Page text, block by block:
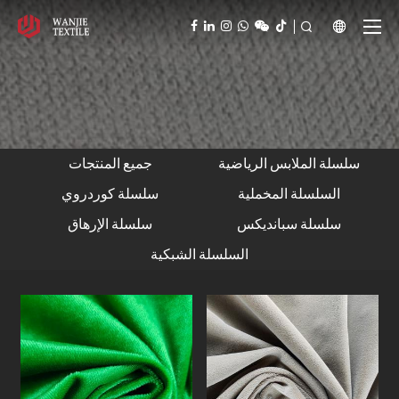
  
جميع المنتجات
سلسلة الملابس الرياضية
سلسلة كوردروي
السلسلة المخملية
سلسلة الإرهاق
سلسلة سبانديكس
السلسلة الشبكية